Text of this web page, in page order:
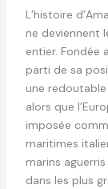
L’histoire
ne deviennent
entier. Fondée
parti de sa
une redoutable
alors que
imposée
maritimes
marins
dans les plus